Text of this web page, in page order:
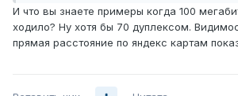
И что вы знаете примеры когда 100
ходило? Ну хотя бы 70 дуплексом.
прямая расстояние по яндекс картам